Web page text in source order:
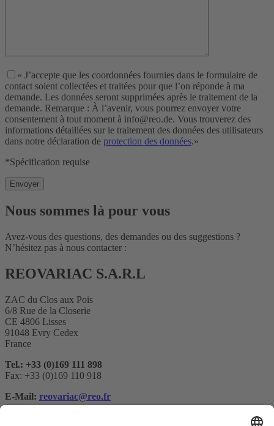
« J’accepte que les coordonnées fournies dans le formulaire de
contact soient collectées et traitées pour que l’on réponde à ma
demande. Les données seront supprimées après le traitement de la
demande. Remarque : À l’avenir, vous pourrez envoyer votre
consentement à tout moment à info@reo.de. Vous trouverez des
informations détaillées sur le traitement des données des utilisateurs
dans notre déclaration de protection des données.»
*Spécification requise
Nous sommes là pour vous
Avez-vous des questions, des demandes ou des suggestions ?
N’hésitez pas à nous contacter :
REOVARIAC S.A.R.L
ZAC du Clos aux Pois
6/8 Rue de la Closerie
CE 4806 Lisses
91048 Evry Cedex
France
Tel.: +33 (0)169 111 898
Fax: +33 (0)169 110 918
E-Mail: reovariac@reo.fr